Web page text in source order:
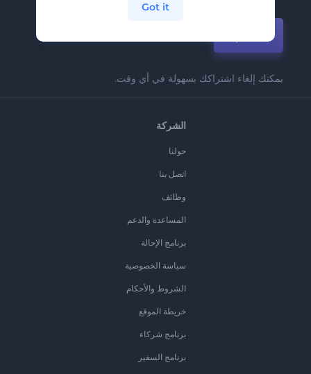
يمكنك إلغاء اشتراكك بسهولة في أي وقت.
الشركة
حولنا
اتصل بنا
وظائف
المساعدة والدعم
برنامج الإحالة
سياسة الخصوصية
الشروط والأحكام
خريطة الموقع
برنامج شركاء
برنامج السفير
Got it